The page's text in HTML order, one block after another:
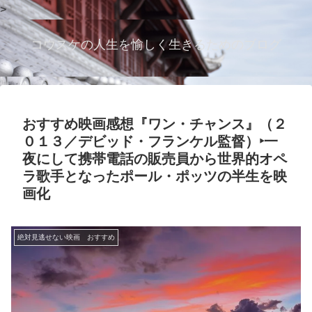
>
コウスケの人生を愉しく生きるためのブログ
おすすめ映画感想『ワン・チャンス』（２
０１３／デビッド・フランケル監督）‣一
夜にして携帯電話の販売員から世界的オペ
ラ歌手となったポール・ポッツの半生を映
画化
絶対見逃せない映画 おすすめ